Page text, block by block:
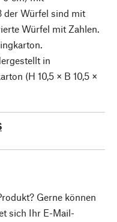
der Würfel sind mit
Würfel mit Zahlen.
in
(H 10,5 × B 10,5 ×
Gerne können
sich Ihr E-Mail-